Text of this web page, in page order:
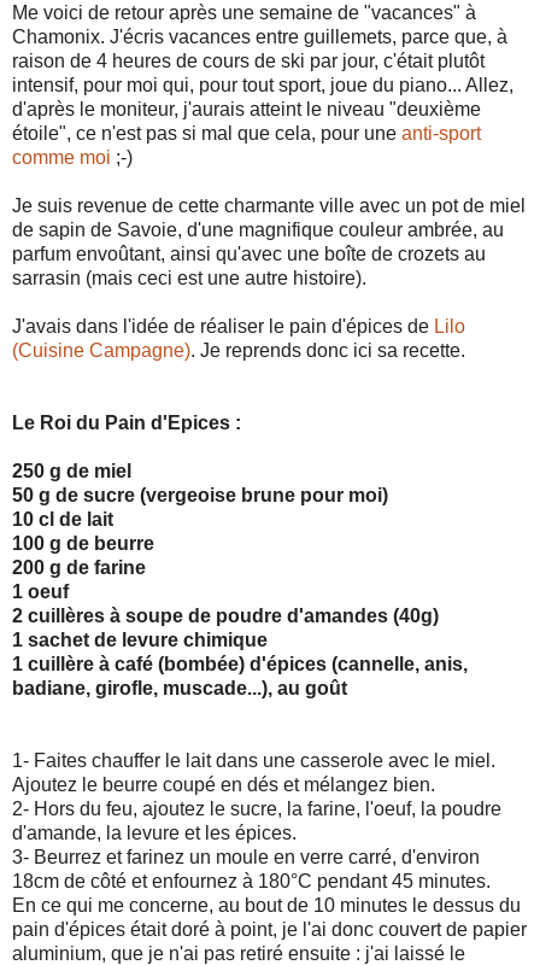
Me voici de retour après une semaine de "vacances" à
Chamonix. J'écris vacances entre guillemets, parce que, à
raison de 4 heures de cours de ski par jour, c'était plutôt
intensif, pour moi qui, pour tout sport, joue du piano... Allez,
d'après le moniteur, j'aurais atteint le niveau "deuxième
étoile", ce n'est pas si mal que cela, pour une anti-sport
comme moi ;-)
Je suis revenue de cette charmante ville avec un pot de miel
de sapin de Savoie, d'une magnifique couleur ambrée, au
parfum envoûtant, ainsi qu'avec une boîte de crozets au
sarrasin (mais ceci est une autre histoire).
J'avais dans l'idée de réaliser le pain d'épices de Lilo
(Cuisine Campagne). Je reprends donc ici sa recette.
Le Roi du Pain d'Epices :
250 g de miel
50 g de sucre (vergeoise brune pour moi)
10 cl de lait
100 g de beurre
200 g de farine
1 oeuf
2 cuillères à soupe de poudre d'amandes (40g)
1 sachet de levure chimique
1 cuillère à café (bombée) d'épices (cannelle, anis,
badiane, girofle, muscade...), au goût
1- Faites chauffer le lait dans une casserole avec le miel.
Ajoutez le beurre coupé en dés et mélangez bien.
2- Hors du feu, ajoutez le sucre, la farine, l'oeuf, la poudre
d'amande, la levure et les épices.
3- Beurrez et farinez un moule en verre carré, d'environ
18cm de côté et enfournez à 180°C pendant 45 minutes.
En ce qui me concerne, au bout de 10 minutes le dessus du
pain d'épices était doré à point, je l'ai donc couvert de papier
aluminium, que je n'ai pas retiré ensuite : j'ai laissé le